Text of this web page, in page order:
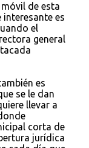
de esta
es
el
general
es
se le dan
llevar a
corta de
jurídica